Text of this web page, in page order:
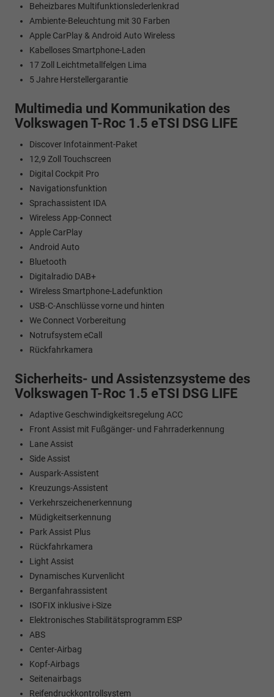
Beheizbares Multifunktionslederlenkrad
Ambiente-Beleuchtung mit 30 Farben
Apple CarPlay & Android Auto Wireless
Kabelloses Smartphone-Laden
17 Zoll Leichtmetallfelgen Lima
5 Jahre Herstellergarantie
Multimedia und Kommunikation des
Volkswagen T-Roc 1.5 eTSI DSG LIFE
Discover Infotainment-Paket
12,9 Zoll Touchscreen
Digital Cockpit Pro
Navigationsfunktion
Sprachassistent IDA
Wireless App-Connect
Apple CarPlay
Android Auto
Bluetooth
Digitalradio DAB+
Wireless Smartphone-Ladefunktion
USB-C-Anschlüsse vorne und hinten
We Connect Vorbereitung
Notrufsystem eCall
Rückfahrkamera
Sicherheits- und Assistenzsysteme des
Volkswagen T-Roc 1.5 eTSI DSG LIFE
Adaptive Geschwindigkeitsregelung ACC
Front Assist mit Fußgänger- und Fahrraderkennung
Lane Assist
Side Assist
Auspark-Assistent
Kreuzungs-Assistent
Verkehrszeichenerkennung
Müdigkeitserkennung
Park Assist Plus
Rückfahrkamera
Light Assist
Dynamisches Kurvenlicht
Berganfahrassistent
ISOFIX inklusive i-Size
Elektronisches Stabilitätsprogramm ESP
ABS
Center-Airbag
Kopf-Airbags
Seitenairbags
Reifendruckkontrollsystem